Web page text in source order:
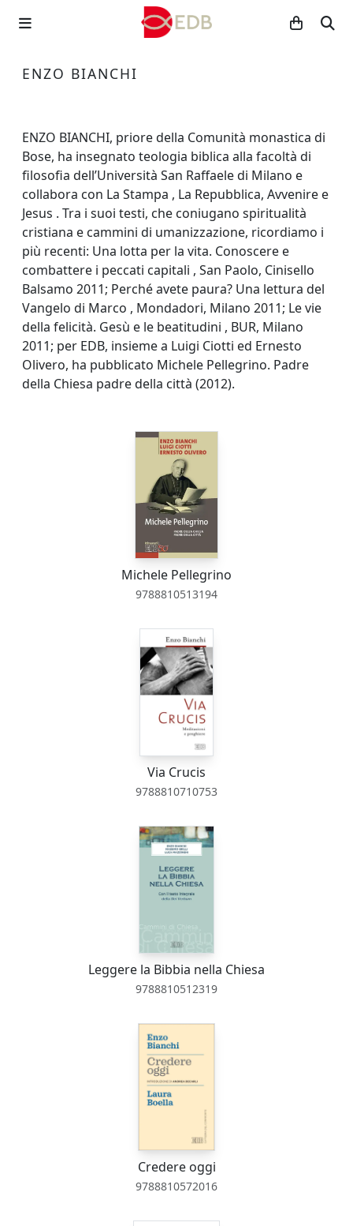
ENZO BIANCHI
ENZO BIANCHI, priore della Comunità monastica di
Bose, ha insegnato teologia biblica alla facoltà di
filosofia dell’Università San Raffaele di Milano e
collabora con La Stampa , La Repubblica, Avvenire e
Jesus . Tra i suoi testi, che coniugano spiritualità
cristiana e cammini di umanizzazione, ricordiamo i
più recenti: Una lotta per la vita. Conoscere e
combattere i peccati capitali , San Paolo, Cinisello
Balsamo 2011; Perché avete paura? Una lettura del
Vangelo di Marco , Mondadori, Milano 2011; Le vie
della felicità. Gesù e le beatitudini , BUR, Milano
2011; per EDB, insieme a Luigi Ciotti ed Ernesto
Olivero, ha pubblicato Michele Pellegrino. Padre
della Chiesa padre della città (2012).
Michele Pellegrino
9788810513194
Via Crucis
9788810710753
Leggere la Bibbia nella Chiesa
9788810512319
Credere oggi
9788810572016